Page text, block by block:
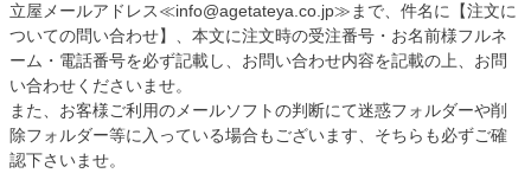
立屋メールアドレス≪info@agetateya.co.jp≫まで、件名に【注文に
ついての問い合わせ】、本文に注文時の受注番号・お名前様フルネ
ーム・電話番号を必ず記載し、お問い合わせ内容を記載の上、お問
い合わせくださいませ。
また、お客様ご利用のメールソフトの判断にて迷惑フォルダーや削
除フォルダー等に入っている場合もございます、そちらも必ずご確
認下さいませ。